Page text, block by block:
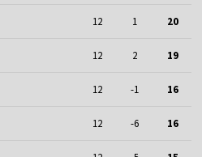
12 1 20
12 2 19
12 -1 16
12 -6 16